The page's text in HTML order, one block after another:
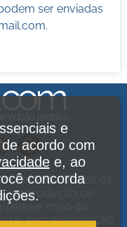
ser enviadas
.
Ltda. Todos os
a reprodução do
meio de
sem autorização.
e
acordo com
e, ao
concorda